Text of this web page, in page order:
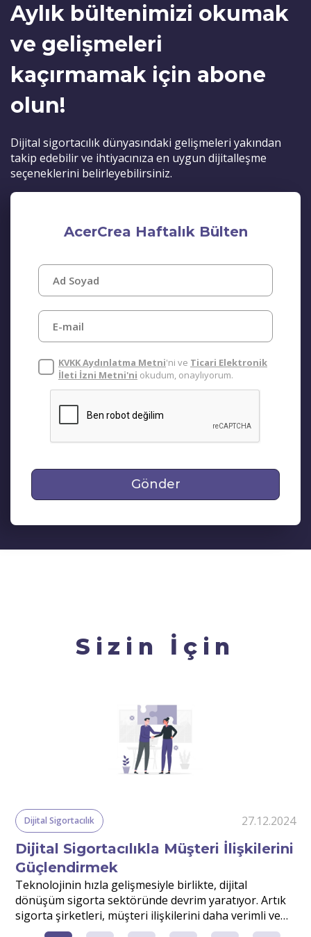
Aylık bültenimizi okumak
ve gelişmeleri
kaçırmamak için abone
olun!
Dijital sigortacılık dünyasındaki gelişmeleri yakından
takip edebilir ve ihtiyacınıza en uygun dijitalleşme
seçeneklerini belirleyebilirsiniz.
AcerCrea Haftalık Bülten
KVKK Aydınlatma Metni'ni ve Ticari Elektronik
İleti İzni Metni'ni okudum, onaylıyorum.
Gönder
Sizin İçin
Dijital Sigortacılık 27.12.2024
Dijital Sigortacılıkla Müşteri İlişkilerini
Güçlendirmek
Teknolojinin hızla gelişmesiyle birlikte, dijital
dönüşüm sigorta sektöründe devrim yaratıyor. Artık
sigorta şirketleri, müşteri ilişkilerini daha verimli ve
etkili yönetmek için dijital çözümlerden faydalanıyor.